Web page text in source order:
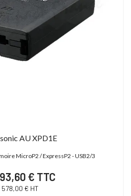
AU XPD1E
MicroP2 / ExpressP2 - USB2/3
€ TTC
578,00 € HT